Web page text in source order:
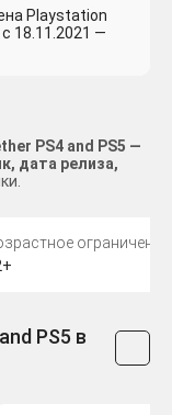
Playstation
18.11.2021 —
PS4 and PS5 —
дата релиза,
ограничение
PS5 в